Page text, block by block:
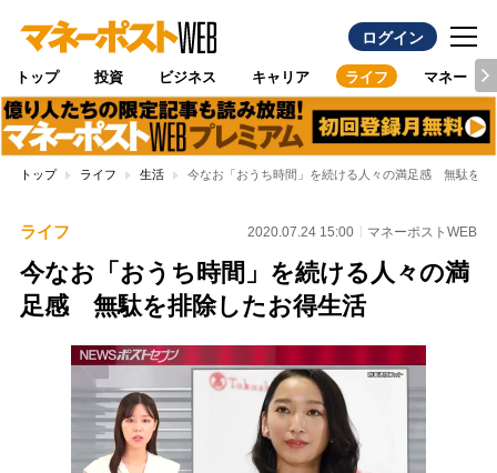
ログイン
トップ 投資 ビジネス キャリア ライフ マネー
トップ ライフ 生活 今なお「おうち時間」を続ける人々の満足感 無駄を排
ライフ 2020.07.24 15:00 マネーポストWEB
今なお「おうち時間」を続ける人々の満
足感 無駄を排除したお得生活